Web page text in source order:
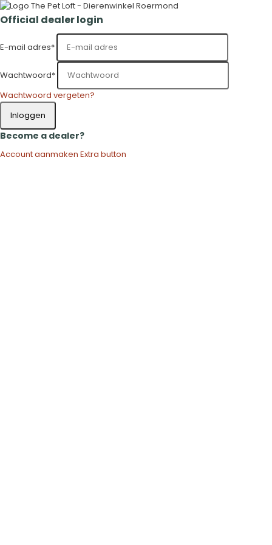
Official dealer login
E-mail adres*
Wachtwoord*
Wachtwoord vergeten?
Inloggen
Become a dealer?
Account aanmaken Extra button